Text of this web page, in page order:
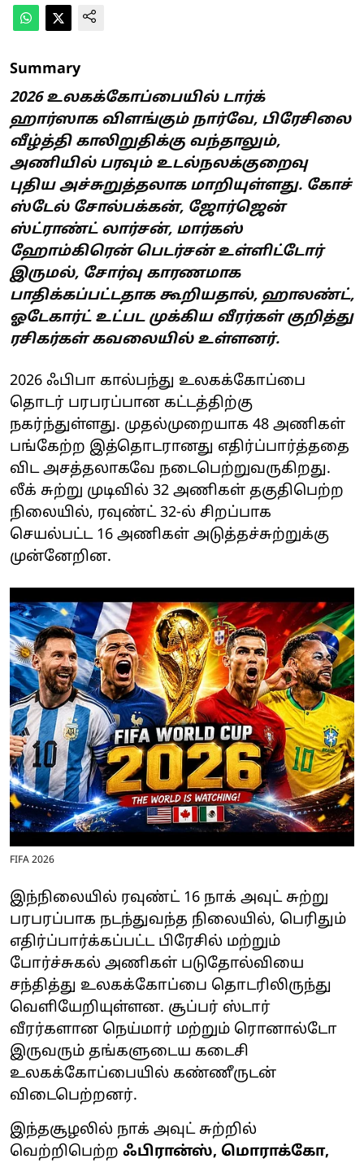
Summary
2026 உலகக்கோப்பையில் டார்க்
ஹார்ஸாக விளங்கும் நார்வே, பிரேசிலை
வீழ்த்தி காலிறுதிக்கு வந்தாலும்,
அணியில் பரவும் உடல்நலக்குறைவு
புதிய அச்சுறுத்தலாக மாறியுள்ளது. கோச்
ஸ்டேல் சோல்பக்கன், ஜோர்ஜென்
ஸ்ட்ராண்ட் லார்சன், மார்கஸ்
ஹோம்கிரென் பெடர்சன் உள்ளிட்டோர்
இருமல், சோர்வு காரணமாக
பாதிக்கப்பட்டதாக கூறியதால், ஹாலண்ட்,
ஓடேகார்ட் உட்பட முக்கிய வீரர்கள் குறித்து
ரசிகர்கள் கவலையில் உள்ளனர்.
2026 ஃபிபா கால்பந்து உலகக்கோப்பை
தொடர் பரபரப்பான கட்டத்திற்கு
நகர்ந்துள்ளது. முதல்முறையாக 48 அணிகள்
பங்கேற்ற இத்தொடரானது எதிர்ப்பார்த்ததை
விட அசத்தலாகவே நடைபெற்றுவருகிறது.
லீக் சுற்று முடிவில் 32 அணிகள் தகுதிபெற்ற
நிலையில், ரவுண்ட் 32-ல் சிறப்பாக
செயல்பட்ட 16 அணிகள் அடுத்தச்சுற்றுக்கு
முன்னேறின.
FIFA 2026
இந்நிலையில் ரவுண்ட் 16 நாக் அவுட் சுற்று
பரபரப்பாக நடந்துவந்த நிலையில், பெரிதும்
எதிர்ப்பார்க்கப்பட்ட பிரேசில் மற்றும்
போர்ச்சுகல் அணிகள் படுதோல்வியை
சந்தித்து உலகக்கோப்பை தொடரிலிருந்து
வெளியேறியுள்ளன. சூப்பர் ஸ்டார்
வீரர்களான நெய்மார் மற்றும் ரொனால்டோ
இருவரும் தங்களுடைய கடைசி
உலகக்கோப்பையில் கண்ணீருடன்
விடைபெற்றனர்.
இந்தசூழலில் நாக் அவுட் சுற்றில்
வெற்றிபெற்ற ஃபிரான்ஸ், மொராக்கோ,